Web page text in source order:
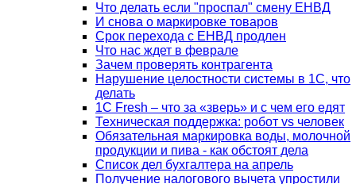
Что делать если "проспал" смену ЕНВД
И снова о маркировке товаров
Срок перехода с ЕНВД продлен
Что нас ждет в феврале
Зачем проверять контрагента
Нарушение целостности системы в 1С, что
делать
1С Fresh – что за «зверь» и с чем его едят
Техническая поддержка: робот vs человек
Обязательная маркировка воды, молочной
продукции и пива - как обстоят дела
Список дел бухгалтера на апрель
Получение налогового вычета упростили